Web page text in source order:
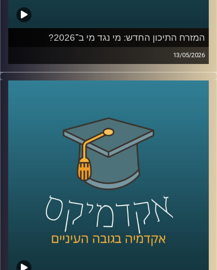
המזרח התיכון החדש: מי נגד מי ב־2026?
13/05/2026
לפני כמה שנים, רוב האנשים עוד הצליחו להבין פחות או יותר
מי נגד מי במזרח התיכון.
החות’ים, רוסיה, הסכמים, איומים, מלחמה רב־זירתית… ובין כל
הכותרות, הרבה אנשים פשוט איבדו את התמונה הגדולה.
אז בפרק הזה רצינו לעצור רגע ולעשות סדר.
להבין מה באמת קורה באזור שלנו, מה השתנה מאז השבעה
באוקטובר, ואיך נראית היום המפה האסטרטגית של המזרח
איתנו היום ד”ר שי הר-צבי, מרצה וחוקר בכיר במכון למדיניות
ואסטרטגיה ב־אוניברסיטת רייכמן, ולשעבר מנכ”ל בפועל של
המשרד לנושאים אסטרטגיים וראש זירה בחטיבת המחקר